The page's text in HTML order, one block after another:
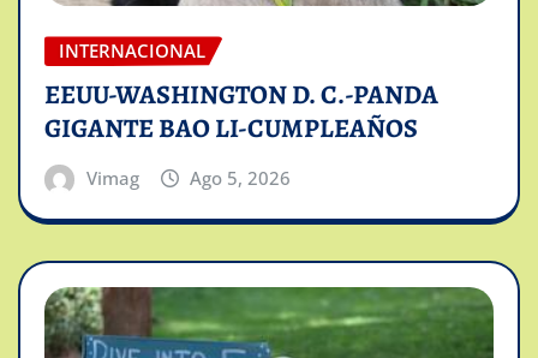
INTERNACIONAL
EEUU-WASHINGTON D. C.-PANDA
GIGANTE BAO LI-CUMPLEAÑOS
Vimag Ago 5, 2026